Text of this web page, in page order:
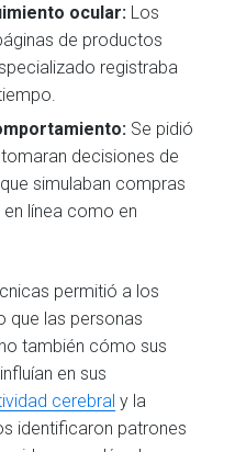
ocular: Los
de productos
registraba
Se pidió
decisiones de
simulaban compras
línea como en
permitió a los
que las personas
también cómo sus
en sus
cerebral y la
identificaron patrones